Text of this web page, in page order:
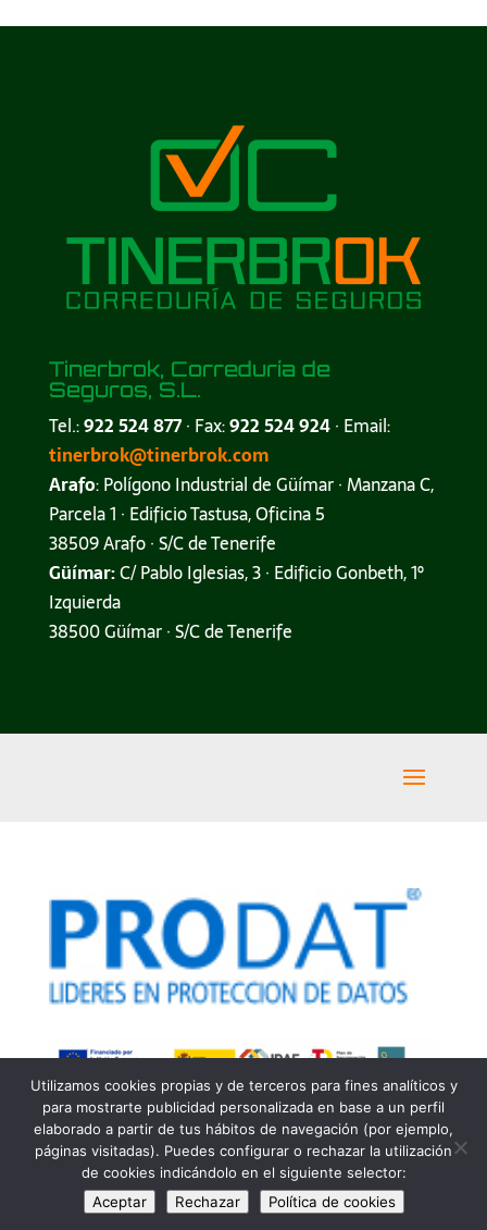
Tinerbrok, Correduría de
Seguros, S.L.
Tel.:922 524 877· Fax:922 524 924· Email:
tinerbrok@tinerbrok.com
Arafo: Polígono Industrial de Güímar · Manzana C,
Parcela 1 · Edificio Tastusa, Oficina 5
38509 Arafo · S/C de Tenerife
Güímar:C/ Pablo Iglesias, 3 · Edificio Gonbeth, 1º
Izquierda
38500 Güímar · S/C de Tenerife
Una web de: Y…Manera, Servicio de Diseño
Gráfico, S.L. Copyright ©2024
Utilizamos cookies propias y de terceros para fines analíticos y
para mostrarte publicidad personalizada en base a un perfil
elaborado a partir de tus hábitos de navegación (por ejemplo,
páginas visitadas). Puedes configurar o rechazar la utilización
de cookies indicándolo en el siguiente selector:
Aceptar
Rechazar Política de cookies